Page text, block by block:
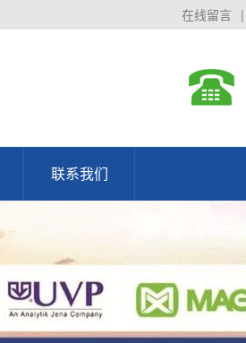
在线留言 |
联系我们